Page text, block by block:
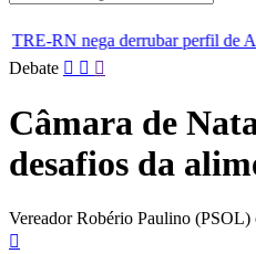
perfil de Allyson e mantém
Pular
conteúdo
Debate
Câmara de
desafios da
Vereador Robério Paulino (PSOL)